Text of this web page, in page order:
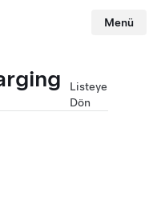
Menü
Listeye
Dön